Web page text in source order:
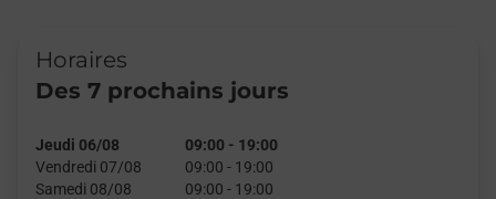
Horaires
Des 7 prochains jours
Jeudi 06/08 09:00 - 19:00
Vendredi 07/08
09:00 - 19:00
Samedi 08/08
09:00 - 19:00